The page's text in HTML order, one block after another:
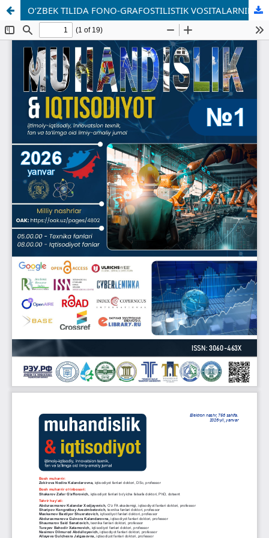
O‘ZBEK TILIDA FONO-GRAFOSTILISTIK VOSITALARNING XUSUSIYATLARI